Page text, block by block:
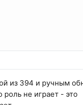
из 394 и ручным
роль не играет - это